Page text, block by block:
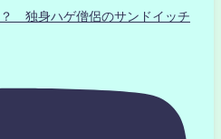
独身ハゲ僧侶のサンドイッチ